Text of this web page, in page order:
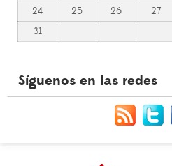
24
25 26 27
31
Síguenos en las redes